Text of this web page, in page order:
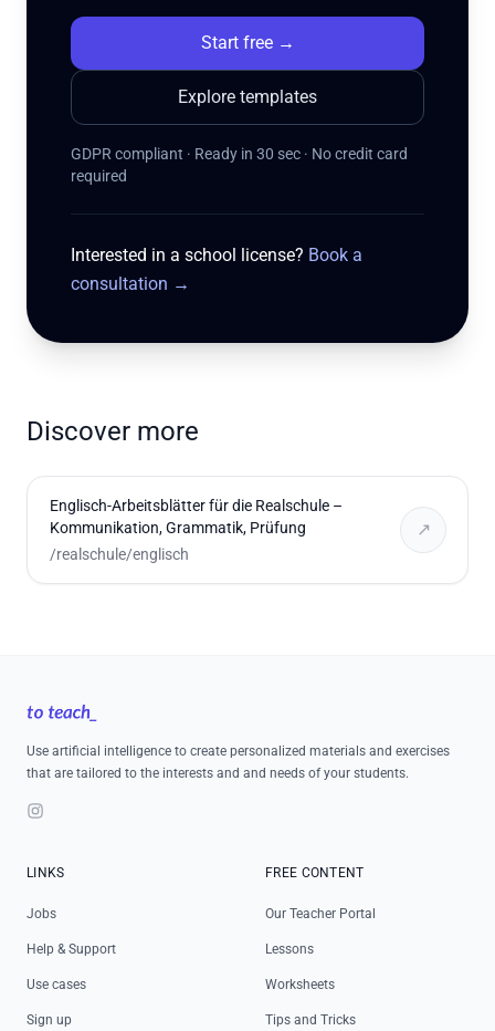
Start free→
Explore templates
GDPR compliant · Ready in 30 sec · No credit card
required
Interested in a school license? Book a
consultation →
Discover more
Englisch-Arbeitsblätter für die Realschule –
Kommunikation, Grammatik, Prüfung
/realschule/englisch
↗
Use artificial intelligence to create personalized materials and exercises
that are tailored to the interests and and needs of your students.
Instagram
LINKS
Jobs
Help & Support
Use cases
Sign up
FREE CONTENT
Our Teacher Portal
Lessons
Worksheets
Tips and Tricks